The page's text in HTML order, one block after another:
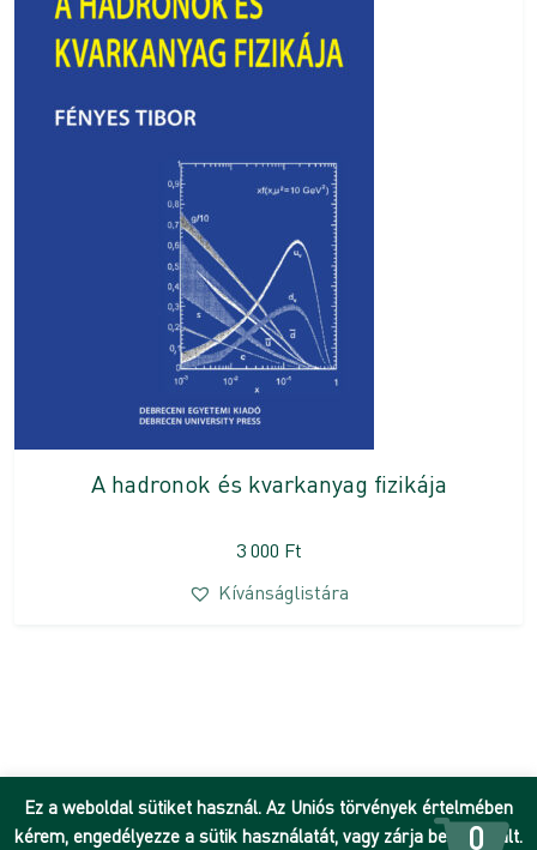
A hadronok és kvarkanyag fizikája
3 000 Ft
Kívánságlistára
Ez a weboldal sütiket használ. Az Uniós törvények értelmében
kérem, engedélyezze a sütik használatát, vagy zárja be az oldalt.
0